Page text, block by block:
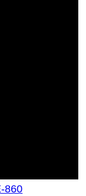
860